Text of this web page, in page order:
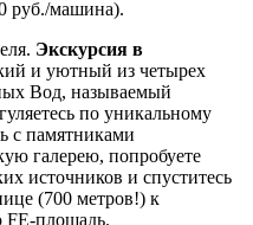
руб./машина).
Экскурсия в
и уютный из четырех
Вод, называемый
по уникальному
с памятниками
галерею, попробуете
источников и спуститесь
(700 метров!) к
FE-площадь.